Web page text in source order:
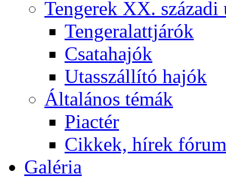
Tengerek XX. századi
Tengeralattjárók
Csatahajók
Utasszállító hajók
Általános témák
Piactér
Cikkek, hírek
Galéria